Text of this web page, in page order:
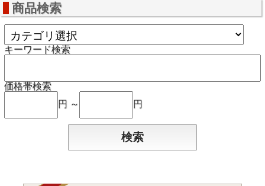
商品検索
キーワード検索
価格帯検索
円 ～
円